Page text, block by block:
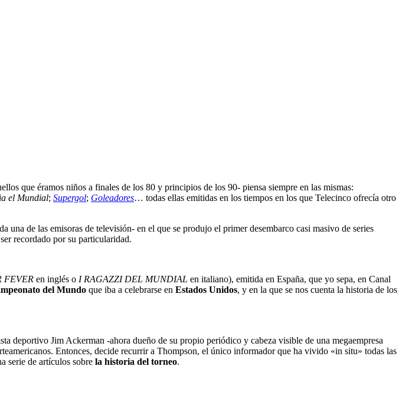
que éramos niños a finales de los 80 y principios de los 90- piensa siempre en las mismas:
el Mundial; Supergol; Goleadores… todas ellas emitidas en los tiempos en los que Telecinco ofrecía otro
de las emisoras de televisión- en el que se produjo el primer desembarco casi masivo de series
recordado por su particularidad.
FEVER en inglés o I RAGAZZI DEL MUNDIAL en italiano), emitida en España, que yo sepa, en Canal
del Mundo que iba a celebrarse en Estados Unidos, y en la que se nos cuenta la historia de los
deportivo Jim Ackerman -ahora dueño de su propio periódico y cabeza visible de una megaempresa
Entonces, decide recurrir a Thompson, el único informador que ha vivido «in situ» todas las
serie de artículos sobre la historia del torneo.